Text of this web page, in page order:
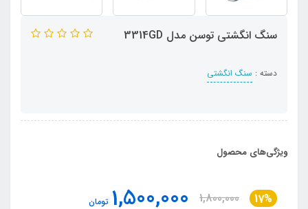
سنگ انگشتی توسن مدل 3314GD
دسته : سنگ انگشتی
ویژگی‌های محصول
17%
1,800,000
1,500,000 تومان